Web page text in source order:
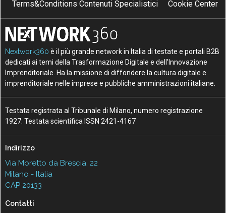
Terms&Conditions Contenuti Specialistici Cookie Center
Nextwork360 è il più grande network in Italia di testate e portali B2B
dedicati ai temi della Trasformazione Digitale e dell’Innovazione
Imprenditoriale. Ha la missione di diffondere la cultura digitale e
imprenditoriale nelle imprese e pubbliche amministrazioni italiane.
Testata registrata al Tribunale di Milano, numero registrazione
1927. Testata scientifica ISSN 2421-4167
Indirizzo
Via Moretto da Brescia, 22
Milano - Italia
CAP 20133
Contatti